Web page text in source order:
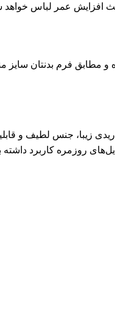
افزایش عمر لباس خواهد
مطابق فرم بدنتان سایز
زیبا، جنس لطیف و
روزمره کاربرد داشته